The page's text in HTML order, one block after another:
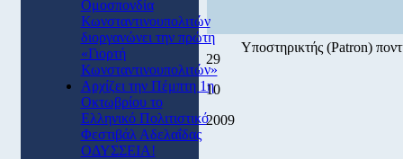
Ομοσπονδία
Κωνσταντινουπολιτών
διοργανώνει την πρώτη
«Γιορτή
Κωνσταντινουπολιτών»
Αρχίζει την Πέμπτη 1η
Οκτωβρίου το
Ελληνικό Πολιτιστικό
Φεστιβάλ Αδελαΐδας
ΟΔΥΣΣΕΙΑ!
29
10
2009
Υποστηρικτής (Patron)